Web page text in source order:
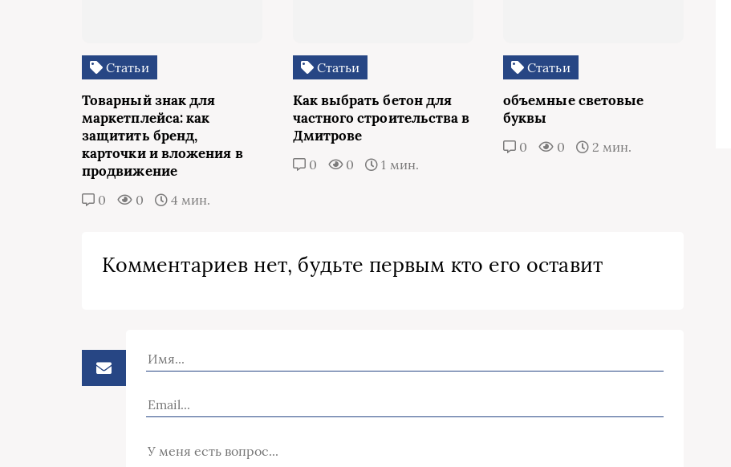
Статьи
Товарный знак для
маркетплейса: как
защитить бренд,
карточки и вложения в
продвижение
0 0 4 мин.
Статьи
Как выбрать бетон для
частного строительства в
Дмитрове
0 0 1 мин.
Статьи
объемные световые
буквы
0 0 2 мин.
Комментариев нет, будьте первым кто его оставит